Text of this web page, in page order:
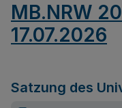
MB.NRW
17.07.2026
Satzung des